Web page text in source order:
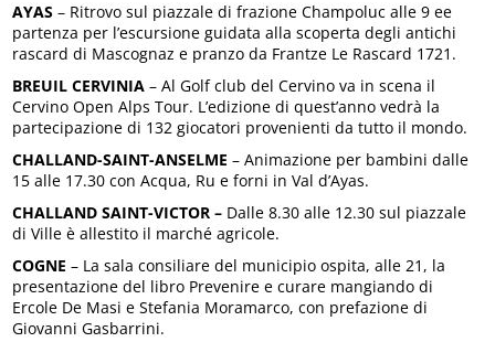
AYAS – Ritrovo sul piazzale di frazione Champoluc alle 9 ee
partenza per l’escursione guidata alla scoperta degli antichi
rascard di Mascognaz e pranzo da Frantze Le Rascard 1721.
BREUIL CERVINIA – Al Golf club del Cervino va in scena il
Cervino Open Alps Tour. L’edizione di quest’anno vedrà la
partecipazione di 132 giocatori provenienti da tutto il mondo.
CHALLAND-SAINT-ANSELME – Animazione per bambini dalle
15 alle 17.30 con Acqua, Ru e forni in Val d’Ayas.
CHALLAND SAINT-VICTOR – Dalle 8.30 alle 12.30 sul piazzale
di Ville è allestito il marché agricole.
COGNE – La sala consiliare del municipio ospita, alle 21, la
presentazione del libro Prevenire e curare mangiando di
Ercole De Masi e Stefania Moramarco, con prefazione di
Giovanni Gasbarrini.